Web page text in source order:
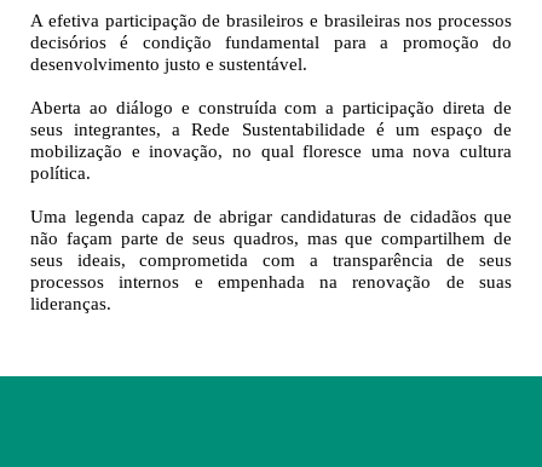
A efetiva participação de brasileiros e brasileiras nos processos
decisórios é condição fundamental para a promoção do
desenvolvimento justo e sustentável.
Aberta ao diálogo e construída com a participação direta de
seus integrantes, a Rede Sustentabilidade é um espaço de
mobilização e inovação, no qual floresce uma nova cultura
política.
Uma legenda capaz de abrigar candidaturas de cidadãos que
não façam parte de seus quadros, mas que compartilhem de
seus ideais, comprometida com a transparência de seus
processos internos e empenhada na renovação de suas
lideranças.